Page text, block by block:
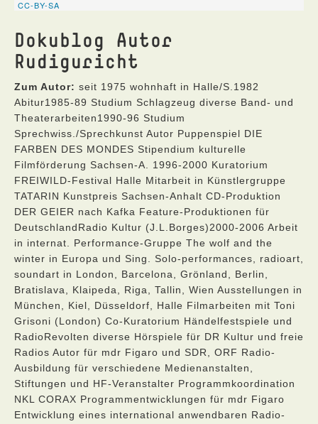
Dokublog Autor
Rudiguricht
Zum Autor: seit 1975 wohnhaft in Halle/S.1982
Abitur1985-89 Studium Schlagzeug diverse Band- und
Theaterarbeiten1990-96 Studium
Sprechwiss./Sprechkunst Autor Puppenspiel DIE
FARBEN DES MONDES Stipendium kulturelle
Filmförderung Sachsen-A. 1996-2000 Kuratorium
FREIWILD-Festival Halle Mitarbeit in Künstlergruppe
TATARIN Kunstpreis Sachsen-Anhalt CD-Produktion
DER GEIER nach Kafka Feature-Produktionen für
DeutschlandRadio Kultur (J.L.Borges)2000-2006 Arbeit
in internat. Performance-Gruppe The wolf and the
winter in Europa und Sing. Solo-performances, radioart,
soundart in London, Barcelona, Grönland, Berlin,
Bratislava, Klaipeda, Riga, Tallin, Wien Ausstellungen in
München, Kiel, Düsseldorf, Halle Filmarbeiten mit Toni
Grisoni (London) Co-Kuratorium Händelfestspiele und
RadioRevolten diverse Hörspiele für DR Kultur und freie
Radios Autor für mdr Figaro und SDR, ORF Radio-
Ausbildung für verschiedene Medienanstalten,
Stiftungen und HF-Veranstalter Programmkoordination
NKL CORAX Programmentwicklungen für mdr Figaro
Entwicklung eines international anwendbaren Radio-